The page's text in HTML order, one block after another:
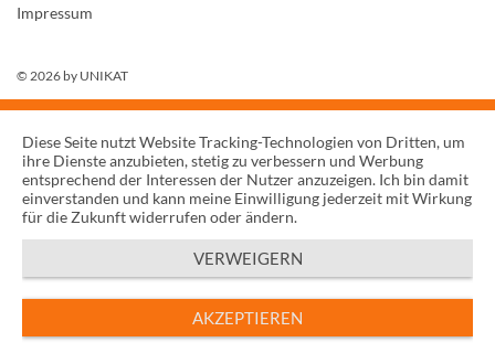
Impressum
© 2026 by UNIKAT
Diese Seite nutzt Website Tracking-Technologien von Dritten, um
ihre Dienste anzubieten, stetig zu verbessern und Werbung
entsprechend der Interessen der Nutzer anzuzeigen. Ich bin damit
einverstanden und kann meine Einwilligung jederzeit mit Wirkung
für die Zukunft widerrufen oder ändern.
VERWEIGERN
AKZEPTIEREN